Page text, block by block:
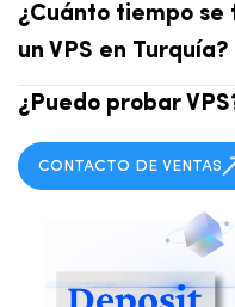
¿Cuánto tiempo
un VPS en Turquía?
¿Puedo probar
CONTACTO DE VENTAS